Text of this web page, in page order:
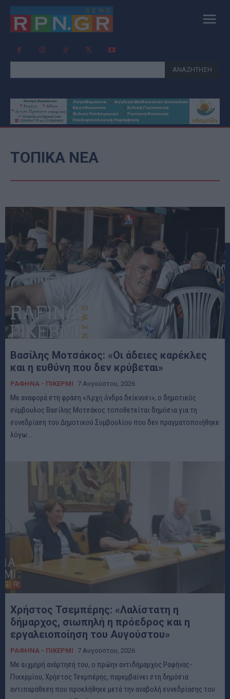
ΑΝΑΖΗΤΗΣΗ
ΤΟΠΙΚΑ ΝΕΑ
Βασίλης Μοτσάκος: «Οι άδειες καρέκλες
και η ευθύνη που δεν κρύβεται»
ΡΑΦΗΝΑ - ΠΙΚΕΡΜΙ 7 Αυγούστου, 2026
Με αναφορά στη φράση «Ἀρχὴ ἄνδρα δείκνυσι», ο δημοτικός
σύμβουλος Βασίλης Μοτσάκος τοποθετείται δημόσια για τη
συνεδρίαση του Δημοτικού Συμβουλίου που δεν πραγματοποιήθηκε
λόγω...
Χρήστος Τσεμπέρης: «Λαλίστατη η
δήμαρχος, σιωπηλή η πρόεδρος και η
εργαλειοποίηση του Αυγούστου»
ΡΑΦΗΝΑ - ΠΙΚΕΡΜΙ 7 Αυγούστου, 2026
Με αιχμηρή ανάρτησή του, ο πρώην αντιδήμαρχος Ραφήνας-
Πικερμίου, Χρήστος Τσεμπέρης, παρεμβαίνει στη δημόσια
αντιπαράθεση που προκλήθηκε μετά την αναβολή συνεδρίασης του